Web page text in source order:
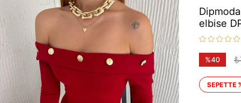
elbise
%40
SEPETTE